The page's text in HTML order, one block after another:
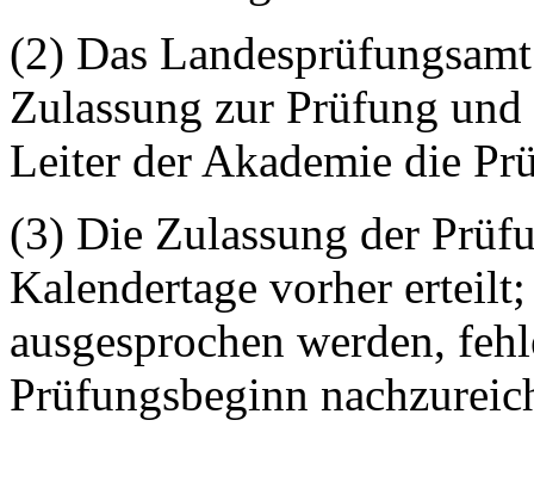
(2) Das
Zulassung zur Prüfung
Leiter der Akademie die
(3) Die Zulassung der
Kalendertage vorher
ausgesprochen werden,
Prüfungsbeginn